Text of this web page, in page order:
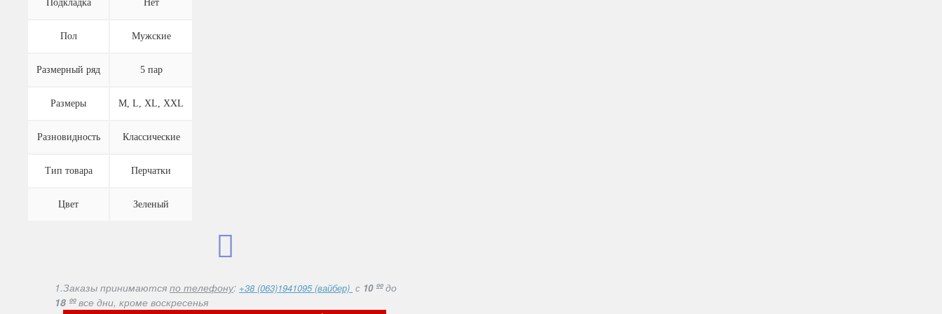
Подкладка Нет
Пол Мужские
Размерный ряд 5 пар
Размеры M, L, XL, XXL
Разновидность Классические
Тип товара Перчатки
Цвет Зеленый
1.Заказы принимаются по телефону: +38 (063)1941095 (вайбер) с 10 ººдо
18 ººвсе дни, кроме воскресенья